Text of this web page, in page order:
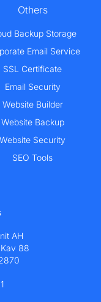
Others
Backup Storage
Email Service
SSL Certificate
Email Security
Website Builder
Website Backup
Website Security
SEO Tools
AH
88